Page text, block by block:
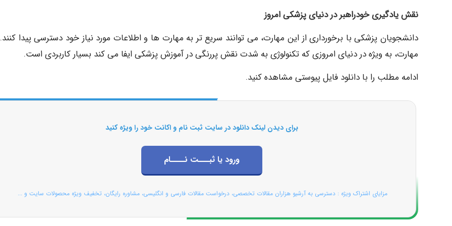
نقش یادگیری خودراهبر در دنیای پزشکی امروز
دانشجویان پزشکی با برخورداری از این مهارت، می توانند سریع تر به مهارت ها و اطلاعات مورد نیاز خود دسترسی پیدا
مهارت، به ویژه در دنیای امروزی که تکنولوژی به شدت نقش پررنگی در آموزش پزشکی ایفا می کند بسیار کاربردی است.
ادامه مطلب را با دانلود فایل پیوستی مشاهده کنید.
برای دیدن لینک دانلود در سایت ثبت نام و اکانت خود را ویژه کنید
ورود یا ثبـــت نــــام
مزایای اشتراک ویژه : دسترسی به آرشیو هزاران مقالات تخصصی، درخواست مقالات فارسی و انگلیسی، مشاوره رایگان، تخفیف ویژه محصولات سایت و ...